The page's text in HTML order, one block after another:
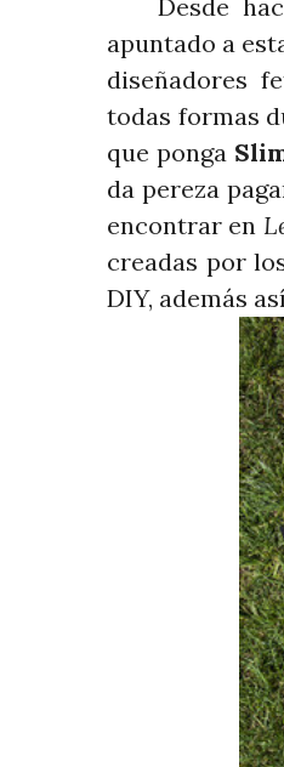
Desde
apuntado a
diseñadores
todas formas
que ponga
da pereza
encontrar en
creadas por
DIY, además